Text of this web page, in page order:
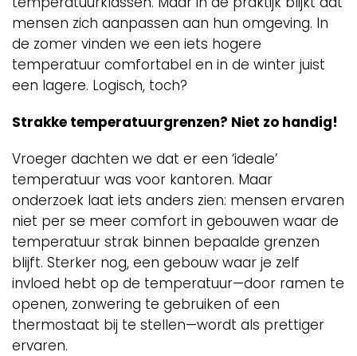
mensen zich aanpassen aan hun omgeving. In
de zomer vinden we een iets hogere
temperatuur comfortabel en in de winter juist
een lagere. Logisch, toch?
Strakke temperatuurgrenzen? Niet zo handig!
Vroeger dachten we dat er een ‘ideale’
temperatuur was voor kantoren. Maar
onderzoek laat iets anders zien: mensen ervaren
niet per se meer comfort in gebouwen waar de
temperatuur strak binnen bepaalde grenzen
blijft. Sterker nog, een gebouw waar je zelf
invloed hebt op de temperatuur—door ramen te
openen, zonwering te gebruiken of een
thermostaat bij te stellen—wordt als prettiger
ervaren.